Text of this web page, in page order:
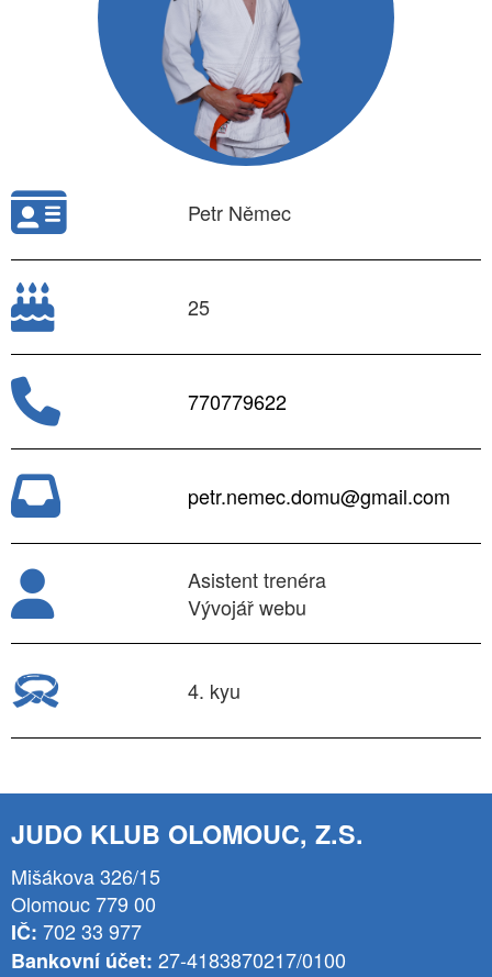
Petr Němec
25
770779622
petr.nemec.domu@gmail.com
Asistent trenéra
Vývojář webu
4. kyu
JUDO KLUB OLOMOUC, Z.S.
Mišákova 326/15
Olomouc 779 00
IČ: 702 33 977
Bankovní účet: 27-4183870217/0100